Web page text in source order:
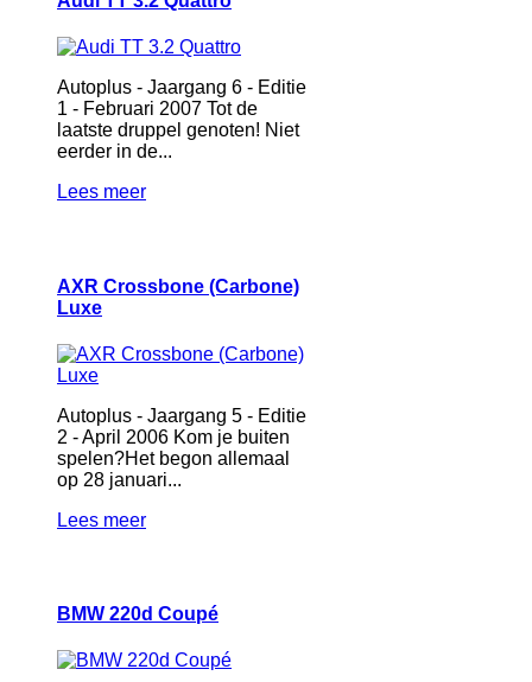
Autoplus - Jaargang 6 - Editie
1 - Februari 2007 Tot de
laatste druppel genoten! Niet
eerder in de...
Lees meer
AXR Crossbone (Carbone)
Luxe
Autoplus - Jaargang 5 - Editie
2 - April 2006 Kom je buiten
spelen?Het begon allemaal
op 28 januari...
Lees meer
BMW 220d Coupé